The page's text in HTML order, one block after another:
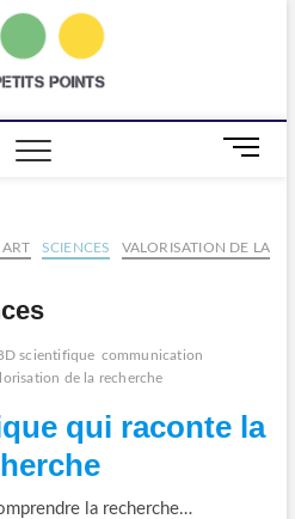
points M
B
ART SCIENCES
VALORISATION DE LA
scientifique communication
de la recherche
qui raconte la
la recherche…